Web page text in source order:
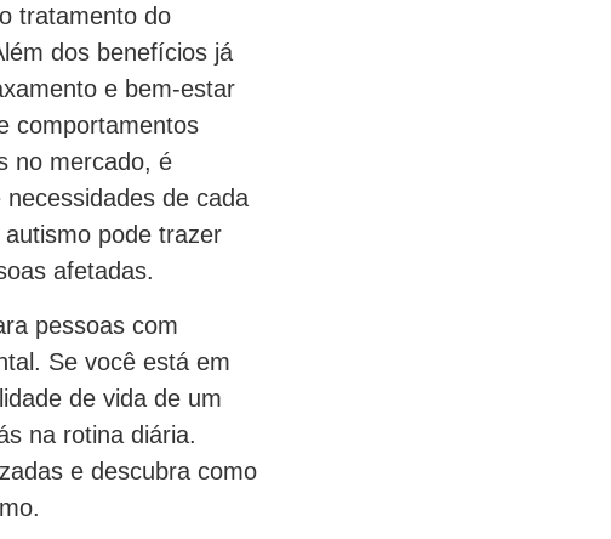
tratamento do
dos benefícios já
e bem-estar
comportamentos
no mercado, é
de cada
pode trazer
afetadas.
pessoas com
Se você está em
de vida de um
na rotina diária.
e descubra como